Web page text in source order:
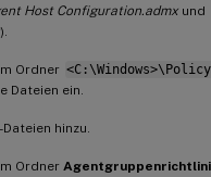
Host Configuration.admx und
).
Ordner
Dateien ein.
hinzu.
Ordner